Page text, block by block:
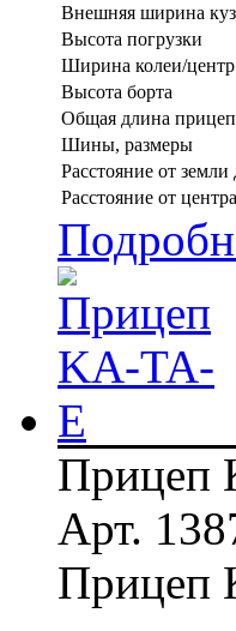
Внешняя ширина
Высота погрузки
Ширина колеи/
Высота борта
Общая длина
Шины, размеры
Расстояние от земли
Расстояние от
Прицеп
Арт.
Прицеп